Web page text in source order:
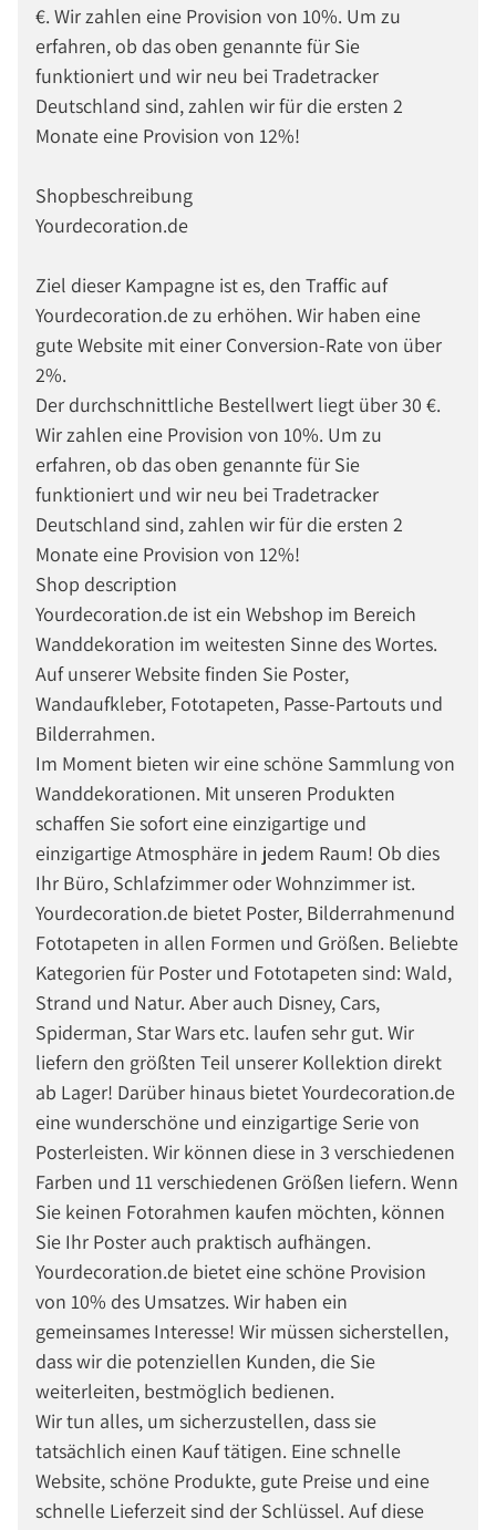
€. Wir zahlen eine Provision von 10%. Um zu
erfahren, ob das oben genannte für Sie
funktioniert und wir neu bei Tradetracker
Deutschland sind, zahlen wir für die ersten 2
Monate eine Provision von 12%!
Shopbeschreibung
Yourdecoration.de
Ziel dieser Kampagne ist es, den Traffic auf
Yourdecoration.de zu erhöhen. Wir haben eine
gute Website mit einer Conversion-Rate von über
2%.
Der durchschnittliche Bestellwert liegt über 30 €.
Wir zahlen eine Provision von 10%. Um zu
erfahren, ob das oben genannte für Sie
funktioniert und wir neu bei Tradetracker
Deutschland sind, zahlen wir für die ersten 2
Monate eine Provision von 12%!
Shop description
Yourdecoration.de ist ein Webshop im Bereich
Wanddekoration im weitesten Sinne des Wortes.
Auf unserer Website finden Sie Poster,
Wandaufkleber, Fototapeten, Passe-Partouts und
Bilderrahmen.
Im Moment bieten wir eine schöne Sammlung von
Wanddekorationen. Mit unseren Produkten
schaffen Sie sofort eine einzigartige und
einzigartige Atmosphäre in jedem Raum! Ob dies
Ihr Büro, Schlafzimmer oder Wohnzimmer ist.
Yourdecoration.de bietet Poster, Bilderrahmenund
Fototapeten in allen Formen und Größen. Beliebte
Kategorien für Poster und Fototapeten sind: Wald,
Strand und Natur. Aber auch Disney, Cars,
Spiderman, Star Wars etc. laufen sehr gut. Wir
liefern den größten Teil unserer Kollektion direkt
ab Lager! Darüber hinaus bietet Yourdecoration.de
eine wunderschöne und einzigartige Serie von
Posterleisten. Wir können diese in 3 verschiedenen
Farben und 11 verschiedenen Größen liefern. Wenn
Sie keinen Fotorahmen kaufen möchten, können
Sie Ihr Poster auch praktisch aufhängen.
Yourdecoration.de bietet eine schöne Provision
von 10% des Umsatzes. Wir haben ein
gemeinsames Interesse! Wir müssen sicherstellen,
dass wir die potenziellen Kunden, die Sie
weiterleiten, bestmöglich bedienen.
Wir tun alles, um sicherzustellen, dass sie
tatsächlich einen Kauf tätigen. Eine schnelle
Website, schöne Produkte, gute Preise und eine
schnelle Lieferzeit sind der Schlüssel. Auf diese